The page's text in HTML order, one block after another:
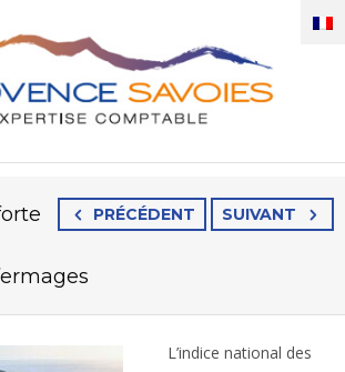
PRÉCÉDENT SUIVANT
L’indice national des